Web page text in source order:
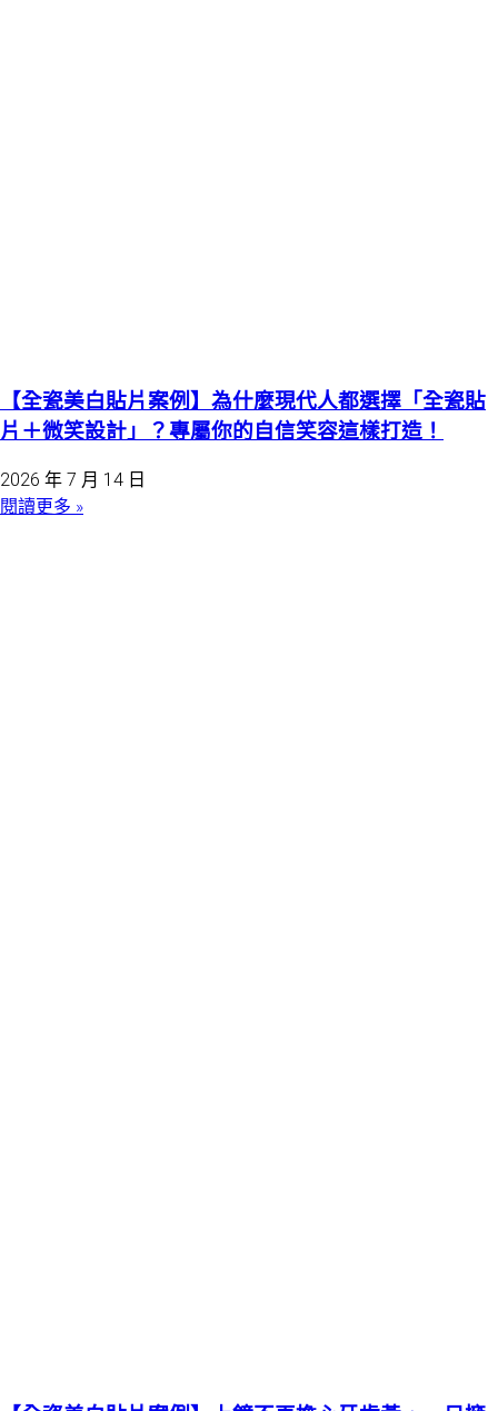
【全瓷美白貼片案例】為什麼現代人都選擇「全瓷貼
片＋微笑設計」？專屬你的自信笑容這樣打造！
2026 年 7 月 14 日
閱讀更多 »